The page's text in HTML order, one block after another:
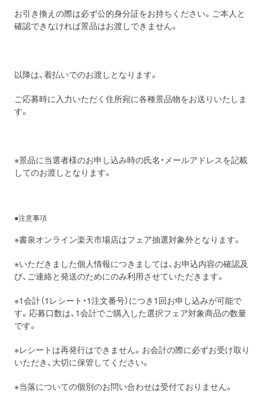
お引き換えの際は必ず公的身分証をお持ちください。ご本人と
確認できなければ景品はお渡しできません。
以降は、着払いでのお渡しとなります。
ご応募時に入力いただく住所宛に各種景品物をお送りいたしま
す。
※景品に当選者様のお申し込み時の氏名・メールアドレスを記載
してのお渡しとなります。
●注意事項
※書泉オンライン楽天市場店はフェア抽選対象外となります。
※いただきました個人情報につきましては、お申込内容の確認及
び、ご連絡と発送のためにのみ利用させていただきます。
※1会計（1レシート・1注文番号）につき1回お申し込みが可能で
す。応募口数は、1会計でご購入した選択フェア対象商品の数量
です。
※レシートは再発行はできません。お会計の際に必ずお受け取り
いただき、大切に保管してください。
※当落についての個別のお問い合わせは受付ておりません。